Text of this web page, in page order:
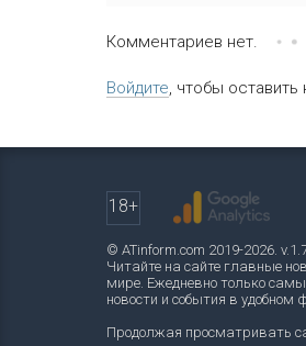
Комментариев нет.
Войдите, чтобы
18+
© ATinform.com 2019-2026.
Читайте на сайте главные
мире. Ежедневно только
новости и события в удобном
Продолжая просматривать